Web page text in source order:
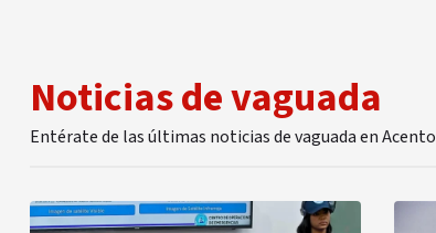
Noticias de vaguada
Entérate de las últimas noticias de vaguada en Acento